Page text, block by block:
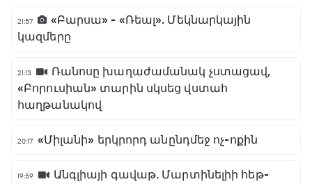
21:57
«Բարսա» - «Ռեալ». Մեկնարկային
կազմերը
21:13
Ռանոսը խաղաժամանակ չստացավ,
«Բորուսիան» տարին սկսեց վստահ
հաղթանակով
20:17 «Միլանի» երկրորդ անընդմեջ ոչ-ոքին
19:59 Անգլիայի գավաթ. Մարտինելիի հեթ-